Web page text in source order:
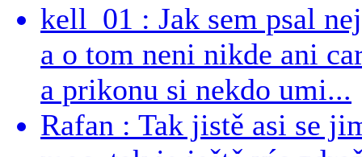
kell_01 : Jak sem psal
a o tom neni nikde ani
a prikonu si nekdo umi...
Rafan : Tak jistě asi se